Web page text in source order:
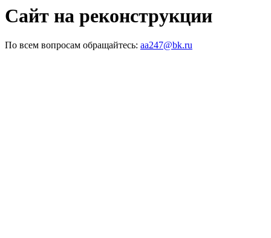
Сайт на реконструкции
По всем вопросам обращайтесь: aa247@bk.ru